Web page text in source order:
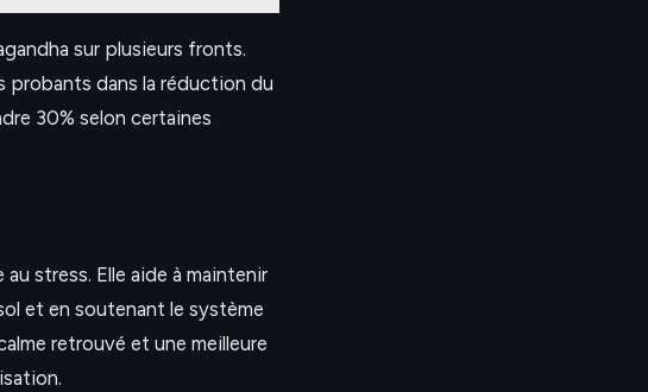
sur plusieurs fronts.
probants dans la réduction du
30% selon certaines
stress. Elle aide à maintenir
et en soutenant le système
retrouvé et une meilleure